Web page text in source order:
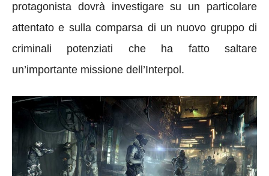
protagonista dovrà investigare su un particolare
attentato e sulla comparsa di un nuovo gruppo di
criminali potenziati che ha fatto saltare
un’importante missione dell’Interpol.